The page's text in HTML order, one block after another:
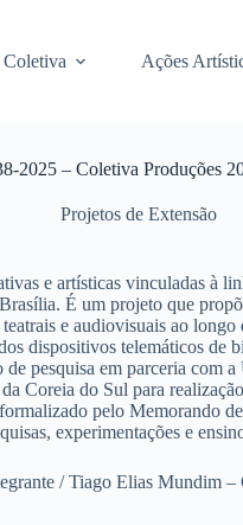
Ações
2025 – Coletiva Produções
Projetos de Extensão
e artísticas vinculadas à
É um projeto que
e audiovisuais ao
dispositivos telemáticos
pesquisa em parceria
do Sul para
pelo
experimentações e
/ Tiago Elias Mundim –